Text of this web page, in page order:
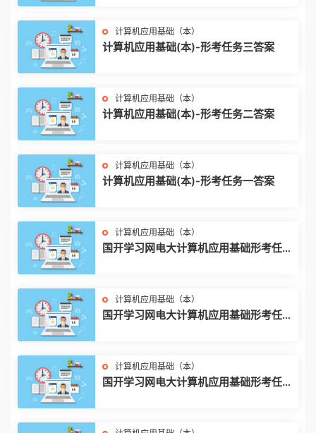
计算机应用基础（本）
计算机应用基础(本)-形考任务三答案
计算机应用基础（本）
计算机应用基础(本)-形考任务二答案
计算机应用基础（本）
计算机应用基础(本)-形考任务一答案
计算机应用基础（本）
国开学习网电大计算机应用基础形考任务
计算机应用基础（本）
国开学习网电大计算机应用基础形考任务
计算机应用基础（本）
国开学习网电大计算机应用基础形考任务